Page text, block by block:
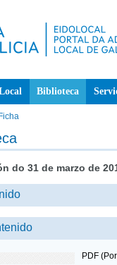
Biblioteca
Ficha
do 31 de marzo de
PDF